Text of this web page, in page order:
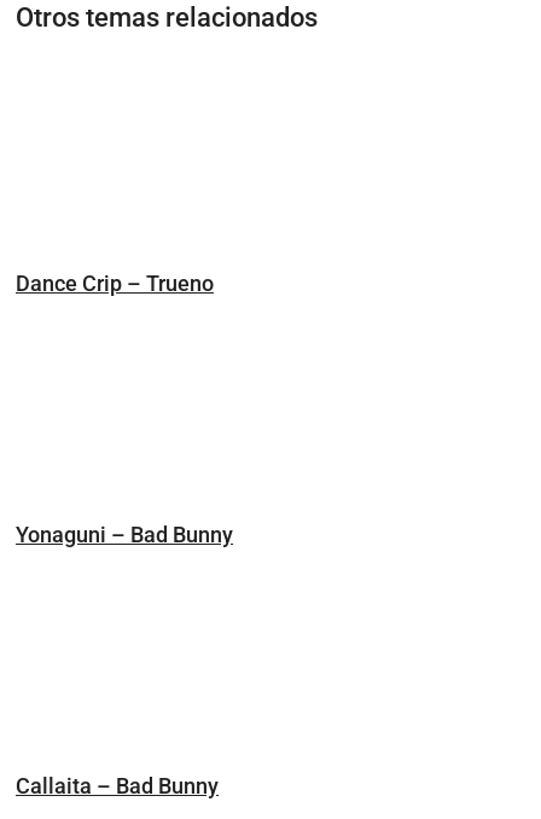
Otros temas relacionados
Dance Crip – Trueno
Yonaguni – Bad Bunny
Callaita – Bad Bunny